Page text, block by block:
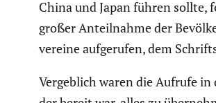
China und Japan führen sollte,
großer Anteil­nahme der
ver­eine aufge­rufen, dem
Vergeb­lich waren die Aufrufe